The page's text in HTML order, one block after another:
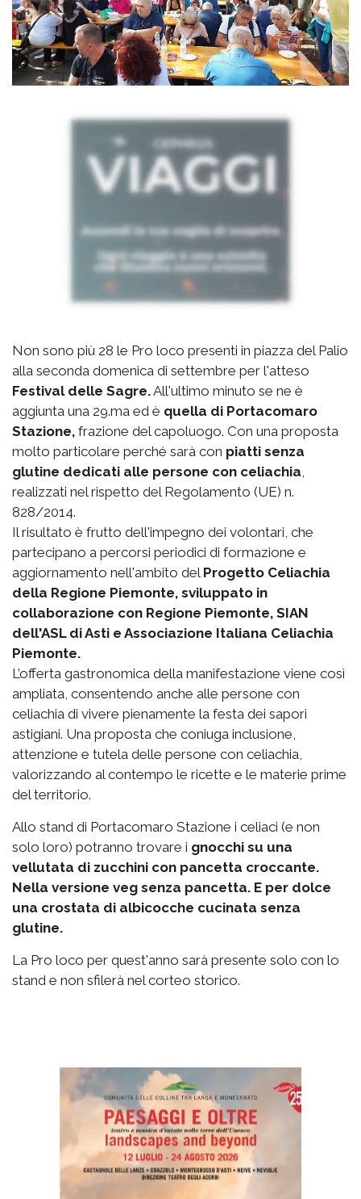
Non sono più 28 le Pro loco presenti in piazza del Palio
alla seconda domenica di settembre per l'atteso
Festival delle Sagre.All'ultimo minuto se ne è
aggiunta una 29.ma ed è quella di Portacomaro
Stazione, frazione del capoluogo. Con una proposta
molto particolare perché sarà con piatti senza
glutine dedicati alle persone con celiachia
realizzati nel rispetto del Regolamento (UE) n.
828/2014.
Il risultato è frutto dell'impegno dei volontari, che
partecipano a percorsi periodici di formazione e
aggiornamento nell'ambito del Progetto Celiachia
della Regione Piemonte, sviluppato in
collaborazione con Regione Piemonte, SIAN
dell'ASL di Asti e Associazione Italiana Celiachia
Piemonte.
L’offerta gastronomica della manifestazione viene così
ampliata, consentendo anche alle persone con
celiachia di vivere pienamente la festa dei sapori
astigiani. Una proposta che coniuga inclusione,
attenzione e tutela delle persone con celiachia,
valorizzando al contempo le ricette e le materie prime
del territorio.
Allo stand di Portacomaro Stazione i celiaci (e non
solo loro) potranno trovare i gnocchi su una
vellutata di zucchini con pancetta croccante.
Nella versione veg senza pancetta. E per dolce
una crostata di albicocche cucinata senza
glutine.
La Pro loco per quest'anno sarà presente solo con lo
stand e non sfilerà nel corteo storico.